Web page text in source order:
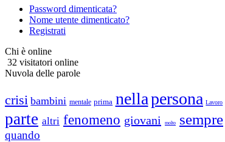
Password dimenticata?
Nome utente dimenticato?
Registrati
Chi è online
32 visitatori online
Nuvola delle parole
crisi bambini mentale prima nellapersona Lavoro
parte altri fenomeno giovani molto sempre
quando